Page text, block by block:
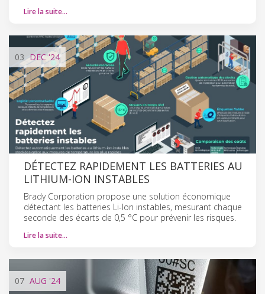
Lire la suite…
03 DEC'24
DÉTECTEZ RAPIDEMENT LES BATTERIES AU
LITHIUM-ION INSTABLES
Brady Corporation propose une solution économique
détectant les batteries Li-Ion instables, mesurant chaque
seconde des écarts de 0,5 °C pour prévenir les risques.
Lire la suite…
07 AUG '24